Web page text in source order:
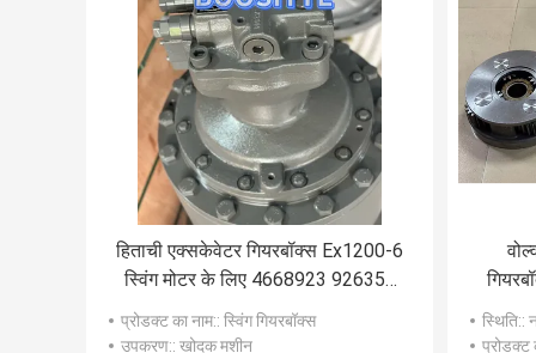
हिताची एक्सकेवेटर गियरबॉक्स Ex1200-6
स्विंग मोटर के लिए 4668923 926350
YB60001906 YB60002028
YB60001486
प्रोडक्ट का नाम:: स्विंग गियरबॉक्स
उपकरण:: खोदक मशीन
स्थिति::
प्रोडक्ट